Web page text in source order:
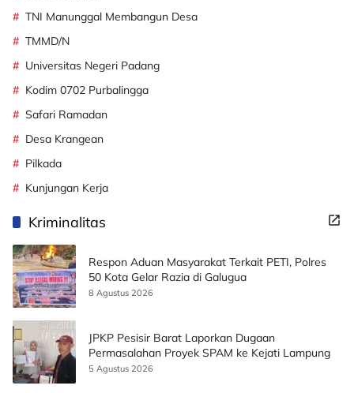
TNI Manunggal Membangun Desa
TMMD/N
Universitas Negeri Padang
Kodim 0702 Purbalingga
Safari Ramadan
Desa Krangean
Pilkada
Kunjungan Kerja
Kriminalitas
Respon Aduan Masyarakat Terkait PETI, Polres
50 Kota Gelar Razia di Galugua
8 Agustus 2026
JPKP Pesisir Barat Laporkan Dugaan
Permasalahan Proyek SPAM ke Kejati Lampung
5 Agustus 2026